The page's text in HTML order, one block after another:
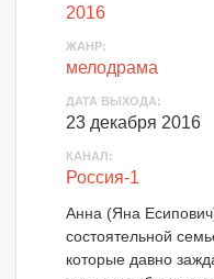
2016
ЖАНР:
мелодрама
ДАТА ВЫХОДА:
23 декабря 2016
КАНАЛ:
Россия-1
Анна (Яна
состоятельной
которые давно